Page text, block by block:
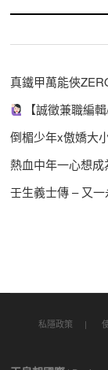
真鐵甲萬能俠
【誠徵兼職編輯
倒楣少年x傲嬌大
熱血中年一心想
壬生義士傳 – 又
私隱政策